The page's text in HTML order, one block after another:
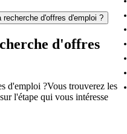
recherche d'offres d'emploi ?
d'offres
d'emploi ?Vous trouverez les
l'étape qui vous intéresse